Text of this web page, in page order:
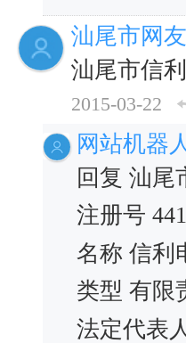
汕尾市网友
汕尾市信
2015-03-22
网站机器
回复 汕尾
注册号
名称 信利
类型 有限
法定代表